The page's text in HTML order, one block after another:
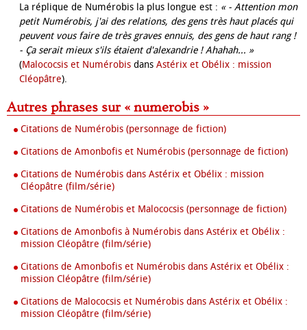
La réplique de Numérobis la plus longue est : « - Attention mon
petit Numérobis, j'ai des relations, des gens très haut placés qui
peuvent vous faire de très graves ennuis, des gens de haut rang !
- Ça serait mieux s'ils étaient d'alexandrie ! Ahahah... »
(Malococsis et Numérobis dans Astérix et Obélix : mission
Cléopâtre).
Autres phrases sur « numerobis »
Citations de Numérobis (personnage de fiction)
Citations de Amonbofis et Numérobis (personnage de fiction)
Citations de Numérobis dans Astérix et Obélix : mission
Cléopâtre (film/série)
Citations de Numérobis et Malococsis (personnage de fiction)
Citations de Amonbofis à Numérobis dans Astérix et Obélix :
mission Cléopâtre (film/série)
Citations de Amonbofis et Numérobis dans Astérix et Obélix :
mission Cléopâtre (film/série)
Citations de Malococsis et Numérobis dans Astérix et Obélix :
mission Cléopâtre (film/série)